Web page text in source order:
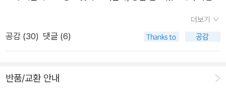
차근차근 준비를 해왔었다. 그동안 마음껏 휴가를 내지 못해 가지
못했던 유럽 여행도 가려고 했으나 코로나 때문에 하늘길이 막혀
옴싹달싹 못하고 있다. 뮌헨과 베를린 그리고 라트비아에서 겪었
던 일들을 글로 읽고 있노라니 그저 부러울 따름이다. 펭귄을 위
단한 안주로 저녁을 대신하는 삶에서 삶이란 복잡하게 살 필요가
면서 살고 있는데, 왜 역사는 타민족과 타국을 겨냥해 잔혹한 짓
싼 가마쿠라 사람들의 따뜻한 사연들을 보노라면, 시리즈 3편도
출간되어 대필업을 물려받아 서사가 된 큐피의 모습이 이어졌으
면, 하고 벌써부터 기대하게 된다. 영원히 끝나지 않았으면 하는
않은 날은 기온 차이가 있는 것 같은데, 오늘은 아침부터 형광등
조명이 없으면 답답한 느낌이 조금 들어요. 햇볕이 좋은 날씨가
많은 시기가 지나고 이제 점점 햇볕이 이전보다 조금씩 적어지는
이 듭니다. 비가 올 것 같은 날씨는 조금 더 졸리는 날씨이기도
더보기
공감 (30) 댓글 (6)
반품/교환 안내